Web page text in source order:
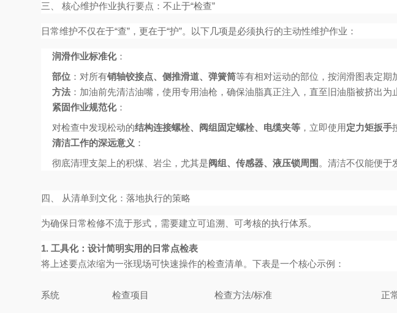
三、 核心维护作业执行要点：不止于“检查”
日常维护不仅在于“查”，更在于“护”。以下几项是必须执行的主动性维护作业：
润滑作业标准化：
部位 ：对所有销轴铰接点、侧推滑道、弹簧筒等有相对运动的部位，按润滑图表定期
方法 ：加油前先清洁油嘴，使用专用油枪，确保油脂真正注入，直至旧油脂被挤出为
紧固作业规范化：
对检查中发现松动的结构连接螺栓、阀组固定螺栓、电缆夹等 ，立即使用定力矩扳手
清洁工作的深远意义 ：
彻底清理支架上的积煤、岩尘，尤其是阀组、传感器、液压锁周围 。清洁不仅能便于
四、 从清单到文化：落地执行的策略
为确保日常检修不流于形式，需要建立可追溯、可考核的执行体系。
1. 工具化：设计简明实用的日常点检表
将上述要点浓缩为一张现场可快速操作的检查清单。下表是一个核心示例：
系统 检查项目 检查方法/标准 正